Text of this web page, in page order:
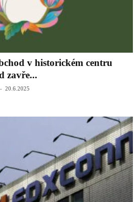
v historickém centru
zavře...
- 20.6.2025